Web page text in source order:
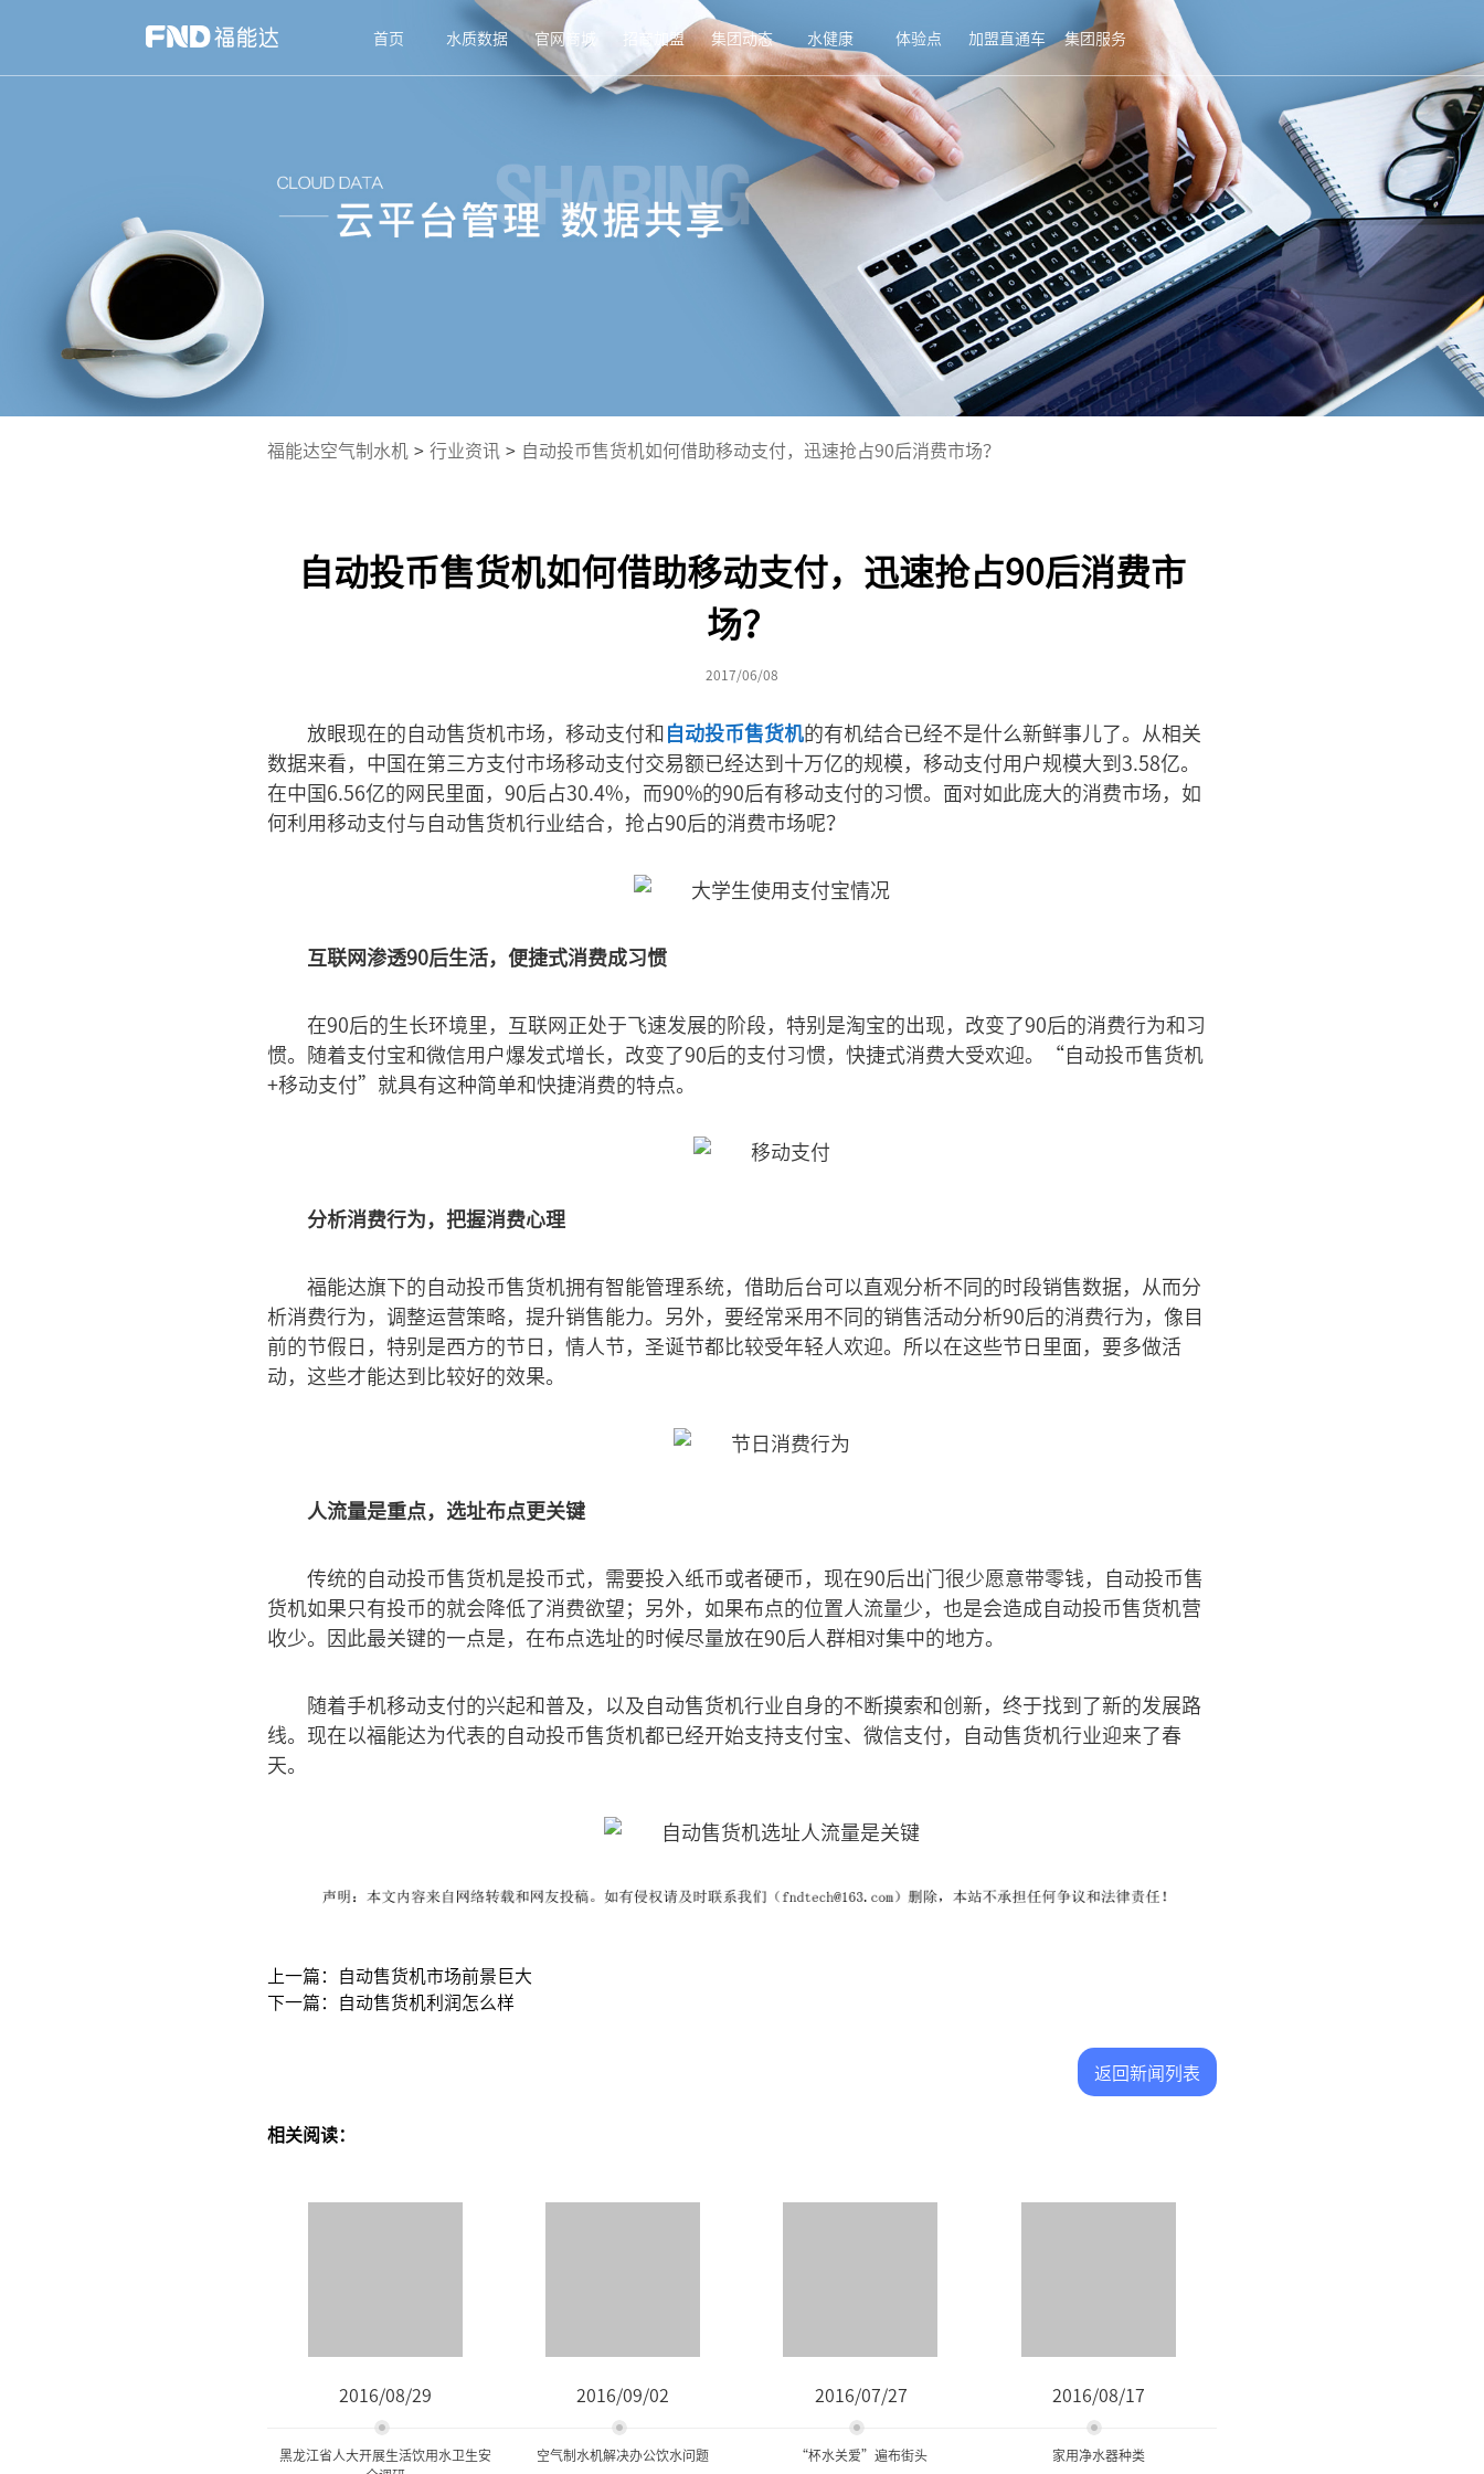
首页 水质数据 官网商城 招商加盟 集团动态 水健康 体验点 加盟直通车 集团服务
福能达空气制水机 > 行业资讯 > 自动投币售货机如何借助移动支付，迅速抢占90后消费市场？
自动投币售货机如何借助移动支付，迅速抢占90后消费市
场？
2017/06/08
放眼现在的自动售货机市场，移动支付和自动投币售货机的有机结合已经不是什么新鲜事儿了。从相关
数据来看，中国在第三方支付市场移动支付交易额已经达到十万亿的规模，移动支付用户规模大到3.58亿。
在中国6.56亿的网民里面，90后占30.4%，而90%的90后有移动支付的习惯。面对如此庞大的消费市场，如
何利用移动支付与自动售货机行业结合，抢占90后的消费市场呢？
互联网渗透90后生活，便捷式消费成习惯
在90后的生长环境里，互联网正处于飞速发展的阶段，特别是淘宝的出现，改变了90后的消费行为和习
惯。随着支付宝和微信用户爆发式增长，改变了90后的支付习惯，快捷式消费大受欢迎。“自动投币售货机
+移动支付”就具有这种简单和快捷消费的特点。
分析消费行为，把握消费心理
福能达旗下的自动投币售货机拥有智能管理系统，借助后台可以直观分析不同的时段销售数据，从而分
析消费行为，调整运营策略，提升销售能力。另外，要经常采用不同的销售活动分析90后的消费行为，像目
前的节假日，特别是西方的节日，情人节，圣诞节都比较受年轻人欢迎。所以在这些节日里面，要多做活
动，这些才能达到比较好的效果。
人流量是重点，选址布点更关键
传统的自动投币售货机是投币式，需要投入纸币或者硬币，现在90后出门很少愿意带零钱，自动投币售
货机如果只有投币的就会降低了消费欲望；另外，如果布点的位置人流量少，也是会造成自动投币售货机营
收少。因此最关键的一点是，在布点选址的时候尽量放在90后人群相对集中的地方。
随着手机移动支付的兴起和普及，以及自动售货机行业自身的不断摸索和创新，终于找到了新的发展路
线。现在以福能达为代表的自动投币售货机都已经开始支持支付宝、微信支付，自动售货机行业迎来了春
天。
上一篇：自动售货机市场前景巨大
下一篇：自动售货机利润怎么样
返回新闻列表
相关阅读：
2016/08/29
黑龙江省人大开展生活饮用水卫生安
2016/09/02
空气制水机解决办公饮水问题
2016/07/27
“杯水关爱”遍布街头
2016/08/17
家用净水器种类